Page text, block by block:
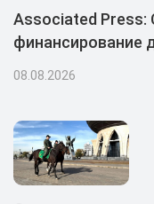
Associated
финансирование
08.08.2026